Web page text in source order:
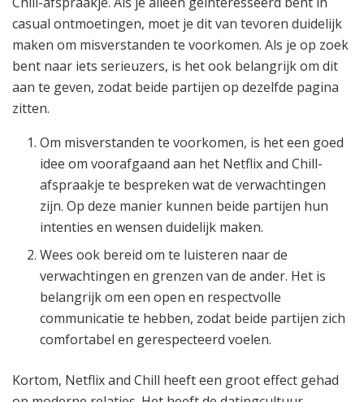
casual ontmoetingen, moet je dit van tevoren duidelijk
maken om misverstanden te voorkomen. Als je op zoek
bent naar iets serieuzers, is het ook belangrijk om dit
aan te geven, zodat beide partijen op dezelfde pagina
zitten.
Om misverstanden te voorkomen, is het een goed
idee om voorafgaand aan het Netflix and Chill-
afspraakje te bespreken wat de verwachtingen
zijn. Op deze manier kunnen beide partijen hun
intenties en wensen duidelijk maken.
Wees ook bereid om te luisteren naar de
verwachtingen en grenzen van de ander. Het is
belangrijk om een open en respectvolle
communicatie te hebben, zodat beide partijen zich
comfortabel en gerespecteerd voelen.
Kortom, Netflix and Chill heeft een groot effect gehad